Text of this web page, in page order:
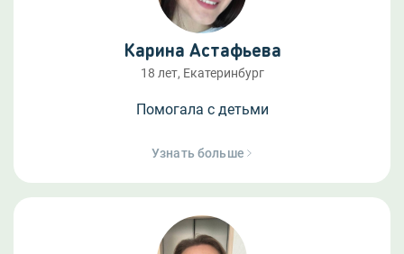
Карина Астафьева
18 лет, Екатеринбург
Помогала с детьми
Узнать больше